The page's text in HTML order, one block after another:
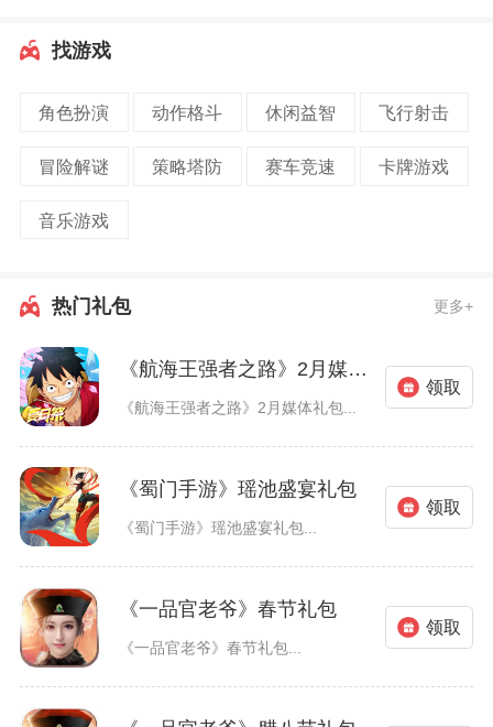
找游戏
角色扮演 动作格斗 休闲益智 飞行射击
冒险解谜 策略塔防 赛车竞速 卡牌游戏
音乐游戏
热门礼包 更多+
《航海王强者之路》2月媒体礼包
《航海王强者之路》2月媒体礼包...
领取
《蜀门手游》瑶池盛宴礼包
《蜀门手游》瑶池盛宴礼包...
领取
《一品官老爷》春节礼包
《一品官老爷》春节礼包...
领取